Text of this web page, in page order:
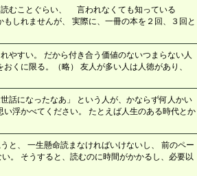
読むことぐらい、 言われなくても知っている
しれませんが、 実際に、一冊の本を２回、３回と
やすい。 だから付き合う価値のないつまらない人
くに限る。（略） 友人が多い人は人徳があり、
話になったなあ」 という人が、かならず何人かい
い浮かべてください。 たとえば人生のある時代とか
と、 一生懸命読まなければいけないし、 前のペー
。 そうすると、読むのに時間がかかるし、必要以